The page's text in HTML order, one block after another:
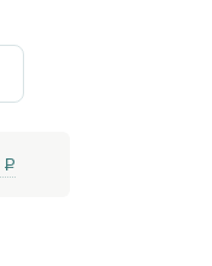
P